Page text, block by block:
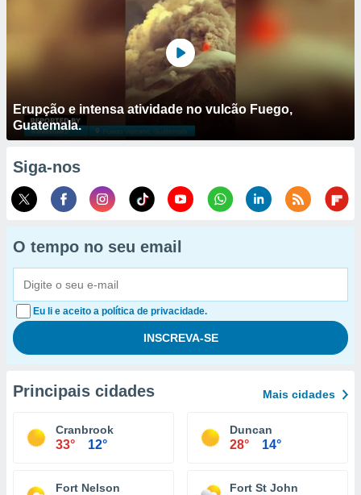
Erupção e intensa atividade no vulcão Fuego,
Guatemala.
Siga-nos
O tempo no seu email
Eu li e aceito a política de privacidade.
Principais cidades Mais cidades
Cranbrook
33° 12°
Duncan
28° 14°
Fort Nelson Fort St John